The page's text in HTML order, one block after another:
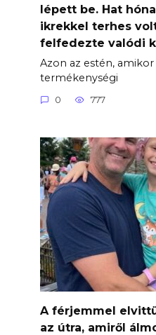
lépett be. Hat
ikrekkel terhes
felfedezte valódi
Azon az estén,
termékenységi
0 777
A férjemmel
az útra, amiről